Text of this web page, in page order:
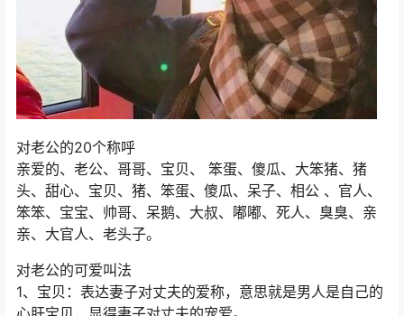
对老公的20个称呼
亲爱的、老公、哥哥、宝贝、 笨蛋、傻瓜、大笨猪、猪
头、甜心、宝贝、猪、笨蛋、傻瓜、呆子、相公 、官人、
笨笨、宝宝、帅哥、呆鹅、大叔、嘟嘟、死人、臭臭、亲
亲、大官人、老头子。
对老公的可爱叫法
1、宝贝：表达妻子对丈夫的爱称，意思就是男人是自己的